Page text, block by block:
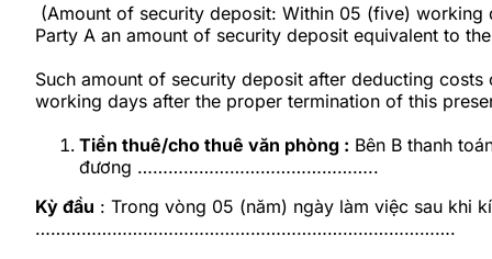
(Amount of security deposit: Within 05 (five) working
Party A an amount of security deposit
Such amount of security deposit after deducting
working days after the proper termination of this
Tiền thuê/cho thuê văn phòng : Bên B thanh
đương ………………………………………..
Kỳ đầu : Trong vòng 05 (năm) ngày làm việc sau khi
……………………………………………………………………….